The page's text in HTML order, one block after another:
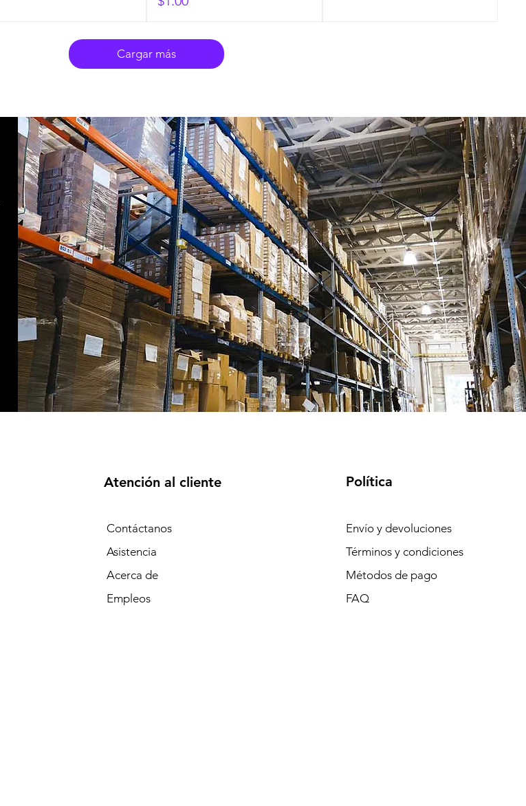
Cargar más
Atención al cliente
Contáctanos
Asistencia
Acerca de
Empleos
Política
Envío y devoluciones
Términos y condiciones
Métodos de pago
FAQ